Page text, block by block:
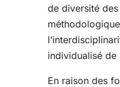
de diversité
individualisé de
En raison des